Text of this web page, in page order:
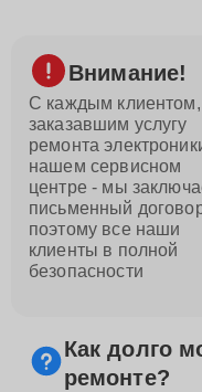
Внимание!
С каждым клиентом,
заказавшим услугу
ремонта
нашем сервисном
центре - мы
письменный
поэтому все наши
клиенты в полной
безопасности
Как долго
ремонте?